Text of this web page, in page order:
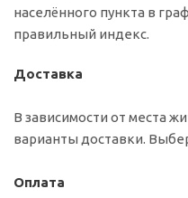
населённого пункта в
правильный индекс.
Доставка
В зависимости от места
варианты доставки.
Оплата